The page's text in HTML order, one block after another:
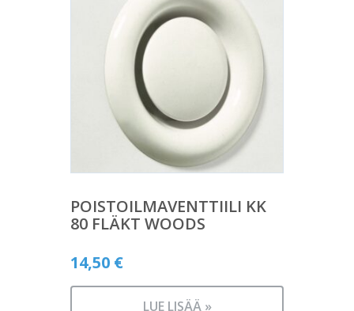
POISTOILMAVENTTIILI KK
80 FLÄKT WOODS
14,50 €
LUE LISÄÄ »